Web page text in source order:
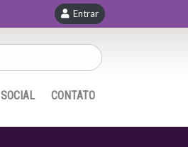
Entrar
SOCIAL CONTATO